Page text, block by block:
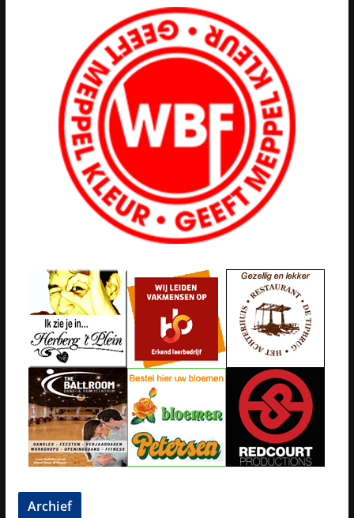
Archief